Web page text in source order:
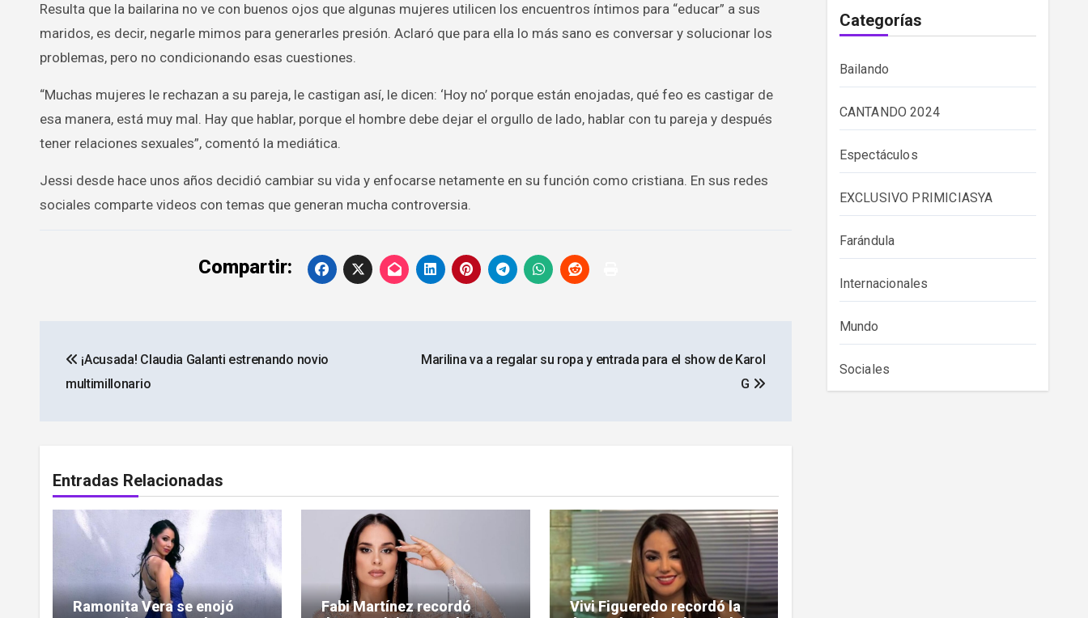
Resulta que la bailarina no ve con buenos ojos que algunas mujeres utilicen los encuentros íntimos para “educar” a sus
maridos, es decir, negarle mimos para generarles presión. Aclaró que para ella lo más sano es conversar y solucionar los
problemas, pero no condicionando esas cuestiones.
“Muchas mujeres le rechazan a su pareja, le castigan así, le dicen: ‘Hoy no’ porque están enojadas, qué feo es castigar de
esa manera, está muy mal. Hay que hablar, porque el hombre debe dejar el orgullo de lado, hablar con tu pareja y después
tener relaciones sexuales”, comentó la mediática.
Jessi desde hace unos años decidió cambiar su vida y enfocarse netamente en su función como cristiana. En sus redes
sociales comparte videos con temas que generan mucha controversia.
Compartir:
de
¡Acusada! Claudia Galanti estrenando novio
multimillonario
Marilina va a regalar su ropa y entrada para el show de Karol
G
Entradas Relacionadas
Ramonita Vera se enojó
Fabi Martínez recordó
Vivi Figueredo recordó la
Categorías
Bailando
CANTANDO 2024
Espectáculos
EXCLUSIVO PRIMICIASYA
Farándula
Internacionales
Mundo
Sociales